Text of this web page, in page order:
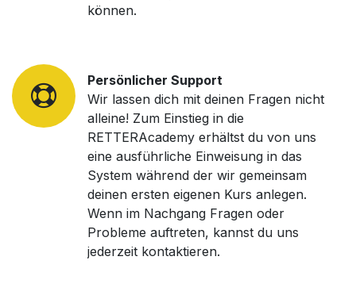
können.
Persönlicher Support
Wir lassen dich mit deinen Fragen nicht
alleine! Zum Einstieg in die
RETTERAcademy erhältst du von uns
eine ausführliche Einweisung in das
System während der wir gemeinsam
deinen ersten eigenen Kurs anlegen.
Wenn im Nachgang Fragen oder
Probleme auftreten, kannst du uns
jederzeit kontaktieren.